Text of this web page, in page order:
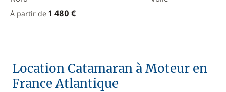
À partir de 1 480 €
Location Catamaran à Moteur en
France Atlantique